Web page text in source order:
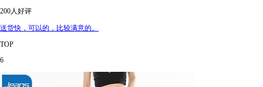
200人好评
送货快，可以的，比较满意的。
TOP
6